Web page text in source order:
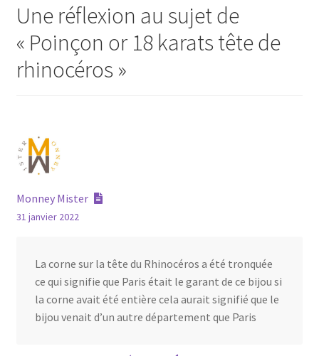
Une réflexion au sujet de
« Poinçon or 18 karats tête de
rhinocéros »
Monney Mister
31 janvier 2022
La corne sur la tête du Rhinocéros a été tronquée
ce qui signifie que Paris était le garant de ce bijou si
la corne avait été entière cela aurait signifié que le
bijou venait d’un autre département que Paris